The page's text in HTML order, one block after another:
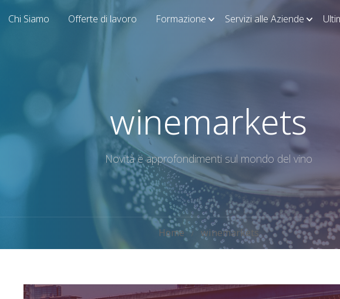
Chi Siamo Offerte di lavoro Formazione Servizi alle Aziende
winemarkets
Novità e approfondimenti sul mondo del vino
Home winemarkets